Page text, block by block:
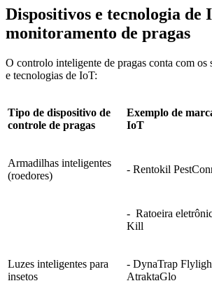
Dispositivos e tecnologia de
monitoramento de pragas
O controlo inteligente de pragas conta com os
e tecnologias de IoT:
Tipo de dispositivo de
controle de pragas
Exemplo de
IoT
Armadilhas inteligentes
(roedores)
- Rentokil
- Ratoeira
Kill
Luzes inteligentes para
insetos
- DynaTrap
AtraktaGlo